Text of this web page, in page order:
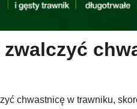
zwalczyć
chwastnicę w trawniku,